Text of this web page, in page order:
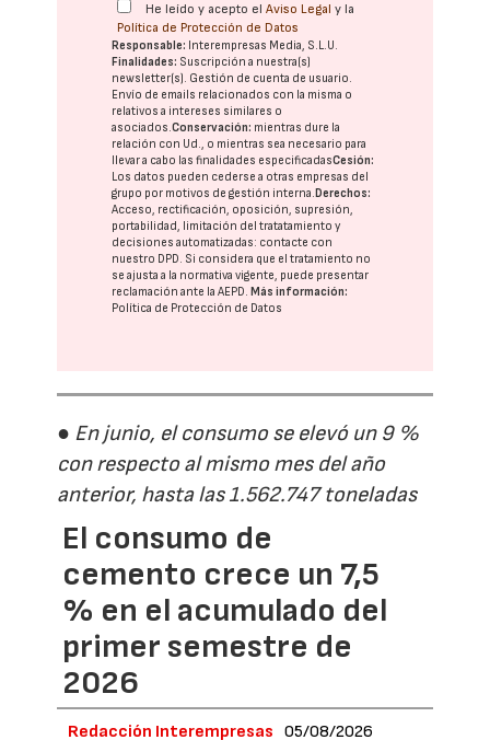
He leído y acepto elAviso Legal y la
Política de Protección de Datos
Responsable: Interempresas Media, S.L.U.
Finalidades: Suscripción a nuestra(s)
newsletter(s). Gestión de cuenta de usuario.
Envío de emails relacionados con la misma o
relativos a intereses similares o
asociados.Conservación: mientras dure la
relación con Ud., o mientras sea necesario para
llevar a cabo las finalidades especificadasCesión:
Los datos pueden cederse a otras empresas del
grupo por motivos de gestión interna. Derechos:
Acceso, rectificación, oposición, supresión,
portabilidad, limitación del tratatamiento y
decisiones automatizadas: contacte con
nuestro DPD. Si considera que el tratamiento no
se ajusta a la normativa vigente, puede presentar
reclamación ante laAEPD. Más información:
Política de Protección de Datos
● En junio, el consumo se elevó un 9 %
con respecto al mismo mes del año
anterior, hasta las 1.562.747 toneladas
El consumo de
cemento crece un 7,5
% en el acumulado del
primer semestre de
2026
Redacción Interempresas 05/08/2026